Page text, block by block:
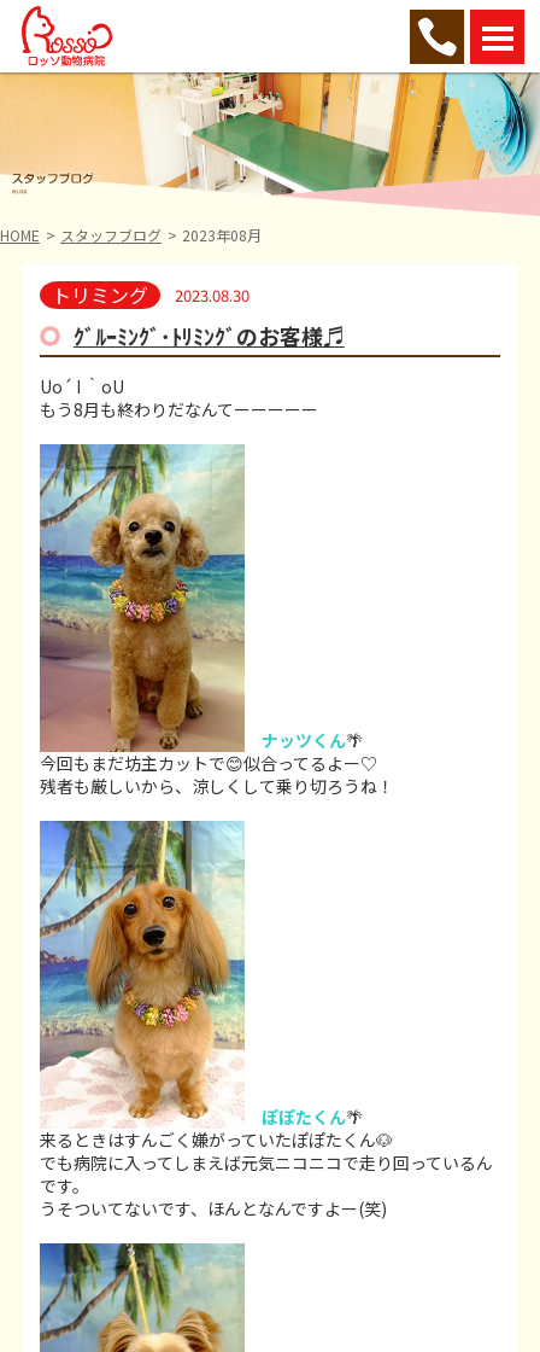
HOME スタッフブログ 2023年08月
トリミング 2023.08.30
ｸﾞﾙｰﾐﾝｸﾞ･ﾄﾘﾐﾝｸﾞのお客様♬
Uo´ I ｀oU
もう8月も終わりだなんてーーーーー
ナッツくん🌴
今回もまだ坊主カットで😊似合ってるよー♡
残者も厳しいから、涼しくして乗り切ろうね！
ぽぽたくん🌴
来るときはすんごく嫌がっていたぽぽたくん🐶
でも病院に入ってしまえば元気ニコニコで走り回っているん
です。
うそついてないです、ほんとなんですよー(笑)